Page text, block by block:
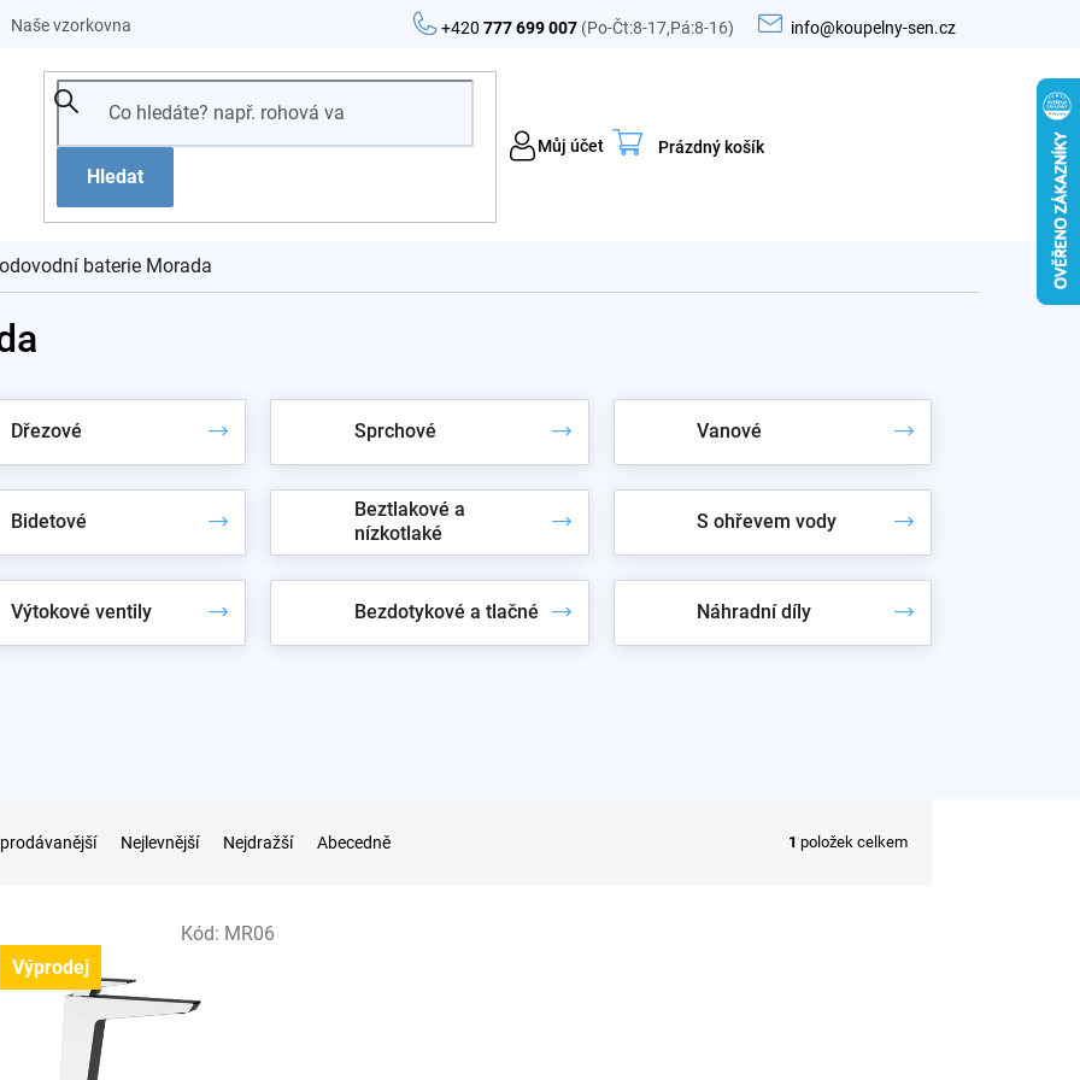
+420777 699 007 (Po-Čt:8-17,Pá:8-16) info@koupelny-sen.cz
Naše vzorkovna
Hledat
Můj účet
Nákupní
Prázdný košík
baterie Morada
Dřezové Sprchové Vanové
Bidetové
Beztlakové a
nízkotlaké
S ohřevem vody
Výtokové ventily Bezdotykové a tlačné Náhradní díly
Nejlevnější Nejdražší Abecedně 1 položek celkem
Výprodej
Kód: MR06